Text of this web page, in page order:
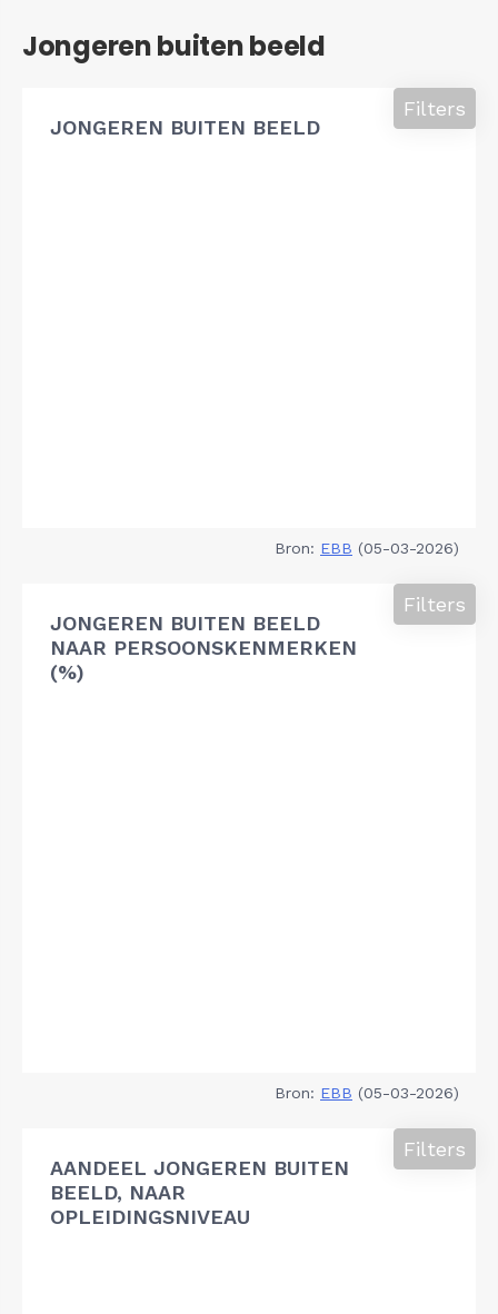
Jongeren buiten beeld
JONGEREN BUITEN BEELD
Filters
Bron: EBB (05-03-2026)
JONGEREN BUITEN BEELD
NAAR PERSOONSKENMERKEN
(%)
Filters
Bron: EBB (05-03-2026)
AANDEEL JONGEREN BUITEN
BEELD, NAAR
OPLEIDINGSNIVEAU
Filters